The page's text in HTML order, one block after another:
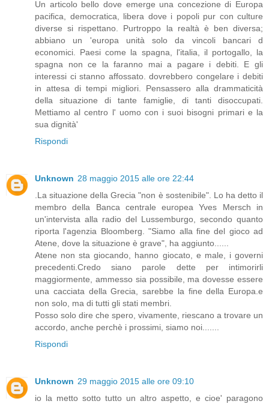
Un articolo bello dove emerge una concezione di Europa
pacifica, democratica, libera dove i popoli pur con culture
diverse si rispettano. Purtroppo la realtà è ben diversa;
abbiano un 'europa unità solo da vincoli bancari d
economici. Paesi come la spagna, l'italia, il portogallo, la
spagna non ce la faranno mai a pagare i debiti. E gli
interessi ci stanno affossato. dovrebbero congelare i debiti
in attesa di tempi migliori. Pensassero alla drammaticità
della situazione di tante famiglie, di tanti disoccupati.
Mettiamo al centro l' uomo con i suoi bisogni primari e la
sua dignità'
Rispondi
Unknown 28 maggio 2015 alle ore 22:44
.La situazione della Grecia "non è sostenibile". Lo ha detto il
membro della Banca centrale europea Yves Mersch in
un'intervista alla radio del Lussemburgo, secondo quanto
riporta l'agenzia Bloomberg. "Siamo alla fine del gioco ad
Atene, dove la situazione è grave", ha aggiunto......
Atene non sta giocando, hanno giocato, e male, i governi
precedenti.Credo siano parole dette per intimorirli
maggiormente, ammesso sia possibile, ma dovesse essere
una cacciata della Grecia, sarebbe la fine della Europa.e
non solo, ma di tutti gli stati membri.
Posso solo dire che spero, vivamente, riescano a trovare un
accordo, anche perchè i prossimi, siamo noi.......
Rispondi
Unknown 29 maggio 2015 alle ore 09:10
io la metto sotto tutto un altro aspetto, e cioe' paragono